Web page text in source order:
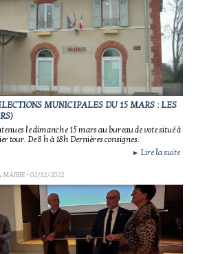
MUNICIPALES DU 15 MARS : LES
le dimanche 15 mars au bureau de vote situé à
tour. De 8 h à 18h Dernières consignes.
► Lire la suite
MAIRIE- 02/12/2022